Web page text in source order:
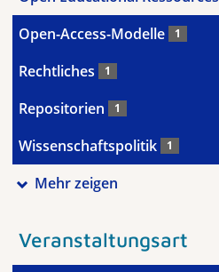
Open-Access-Modelle 1
Rechtliches 1
Repositorien 1
Wissenschaftspolitik 1
Mehr zeigen
Veranstaltungsart